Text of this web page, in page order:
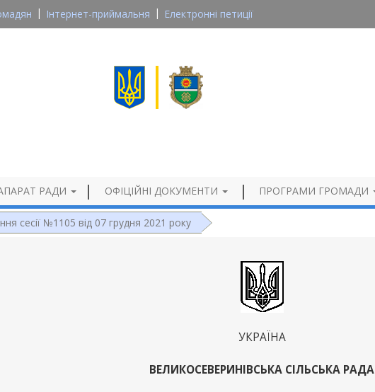
Інтернет-приймальня Електронні петиції
РАДИ ОФІЦІЙНІ ДОКУМЕНТИ ПРОГРАМИ ГРОМАДИ
сесії №1105 від 07 грудня 2021 року
УКРАЇНА
ВЕЛИКОСЕВЕРИНІВСЬКА СІЛЬСЬКА РАДА